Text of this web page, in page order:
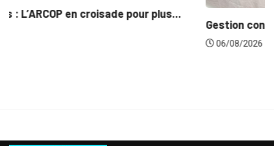
Gestion concertée et durable du Bassin du...